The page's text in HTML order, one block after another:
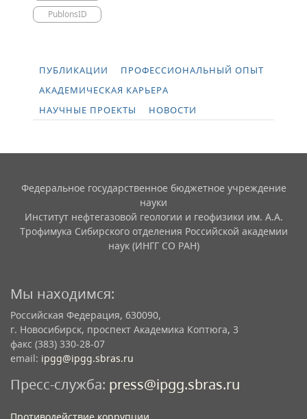
PublonsID
ПУБЛИКАЦИИ
ПРОФЕССИОНАЛЬНЫЙ ОПЫТ
АКАДЕМИЧЕСКАЯ КАРЬЕРА
НАУЧНЫЕ ПРОЕКТЫ
НОВОСТИ
Федеральное государственное бюджетное учреждение
науки
Институт нефтегазовой геологии и геофизики им. А.А.
Трофимука Сибирского отделения Российской академии
наук (ИНГГ СО РАН)
Мы находимся:
Российская Федерация, 630090,
г. Новосибирск, проспект Академика Коптюга, 3
факс (383) 330-28-07
email: ipgg@ipgg.sbras.ru
Пресс-служба: press@ipgg.sbras.ru